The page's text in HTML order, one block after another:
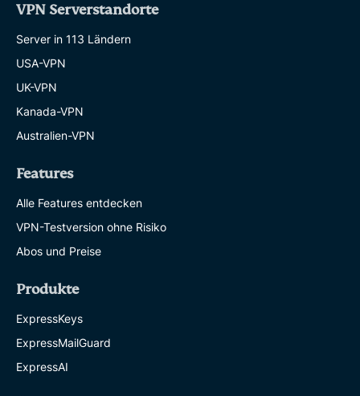
VPN Serverstandorte
Server in 113 Ländern
USA-VPN
UK-VPN
Kanada-VPN
Australien-VPN
Features
Alle Features entdecken
VPN-Testversion ohne Risiko
Abos und Preise
Produkte
ExpressKeys
ExpressMailGuard
ExpressAI